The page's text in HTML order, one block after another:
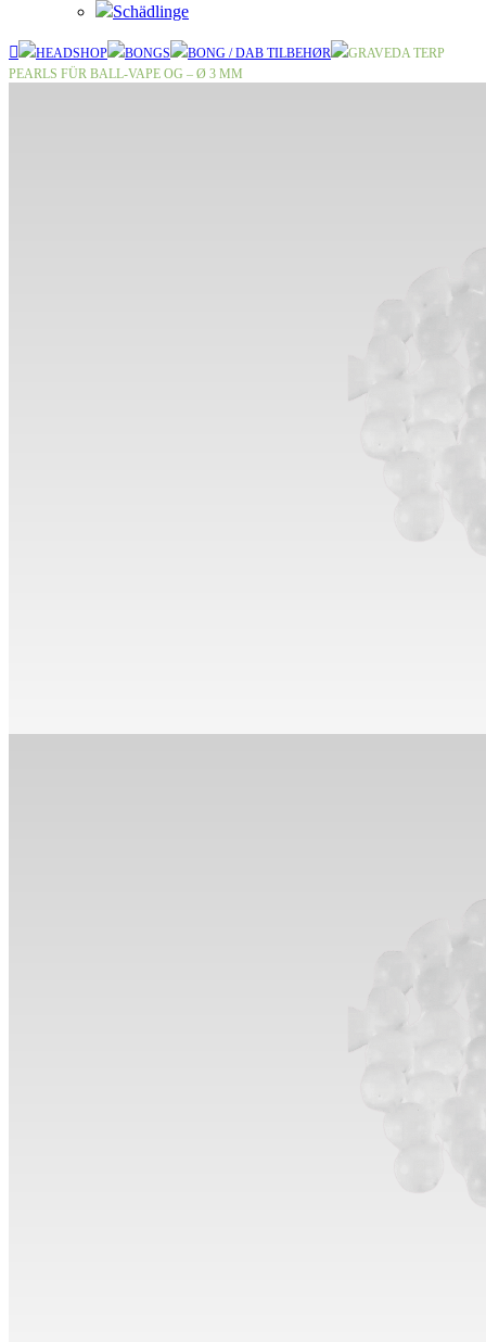
Schädlinge
HEADSHOP BONGS BONG / DAB TILBEHØR
GRAVEDA TERP
PEARLS FÜR BALL-VAPE OG – Ø 3 MM